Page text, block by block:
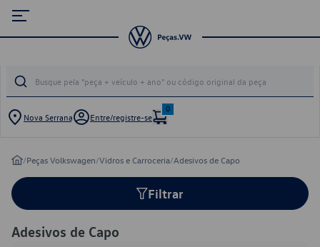
Nova Serrana Entre/registre-se
0
/Peças Volkswagen/Vidros e Carroceria/Adesivos de Capo
Filtrar
Adesivos de Capo